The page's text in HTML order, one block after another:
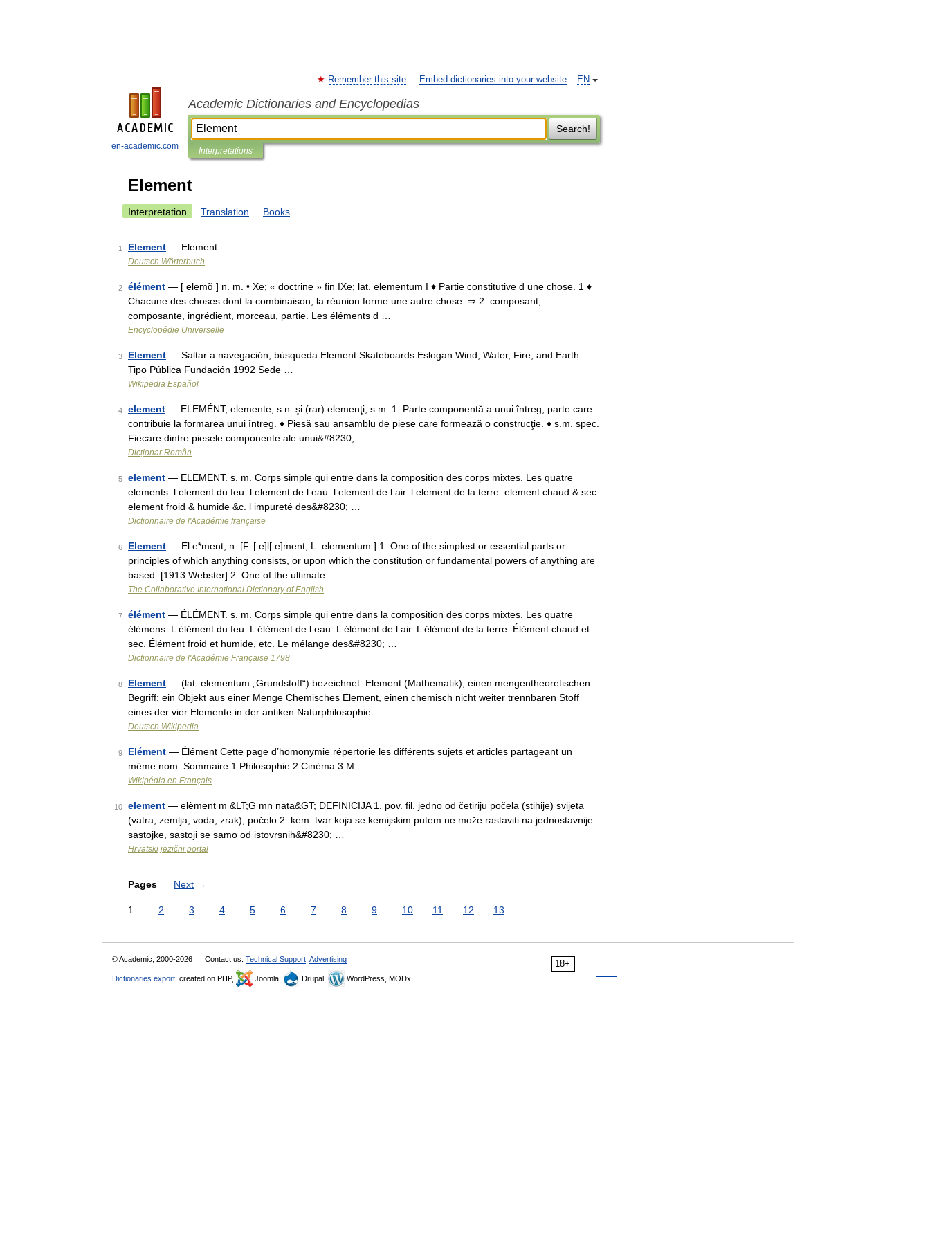
en-academic.com
EN
Remember this site Embed dictionaries into your website
Academic Dictionaries and Encyclopedias
Search!
Interpretations
Element
Interpretation Translation Books
1 Element — Element …
Deutsch Wörterbuch
2 élément — [ elemɑ̃ ] n. m. • Xe; « doctrine » fin IXe; lat. elementum I ♦ Partie constitutive d une chose. 1 ♦
Chacune des choses dont la combinaison, la réunion forme une autre chose. ⇒ 2. composant,
composante, ingrédient, morceau, partie. Les éléments d …
Encyclopédie Universelle
3 Element — Saltar a navegación, búsqueda Element Skateboards Eslogan Wind, Water, Fire, and Earth
Tipo Pública Fundación 1992 Sede …
Wikipedia Español
4 element — ELEMÉNT, elemente, s.n. şi (rar) elemenţi, s.m. 1. Parte componentă a unui întreg; parte care
contribuie la formarea unui întreg. ♦ Piesă sau ansamblu de piese care formează o construcţie. ♦ s.m. spec.
Fiecare dintre piesele componente ale unui&#8230; …
Dicționar Român
5 element — ELEMENT. s. m. Corps simple qui entre dans la composition des corps mixtes. Les quatre
elements. l element du feu. l element de l eau. l element de l air. l element de la terre. element chaud & sec.
element froid & humide &c. l impureté des&#8230; …
Dictionnaire de l'Académie française
6 Element — El e*ment, n. [F. [ e]l[ e]ment, L. elementum.] 1. One of the simplest or essential parts or
principles of which anything consists, or upon which the constitution or fundamental powers of anything are
based. [1913 Webster] 2. One of the ultimate …
The Collaborative International Dictionary of English
7 élément — ÉLÉMENT. s. m. Corps simple qui entre dans la composition des corps mixtes. Les quatre
élémens. L élément du feu. L élément de l eau. L élément de l air. L élément de la terre. Élément chaud et
sec. Élément froid et humide, etc. Le mélange des&#8230; …
Dictionnaire de l'Académie Française 1798
8 Element — (lat. elementum „Grundstoff“) bezeichnet: Element (Mathematik), einen mengentheoretischen
Begriff: ein Objekt aus einer Menge Chemisches Element, einen chemisch nicht weiter trennbaren Stoff
eines der vier Elemente in der antiken Naturphilosophie …
Deutsch Wikipedia
9 Elément — Élément Cette page d’homonymie répertorie les différents sujets et articles partageant un
même nom. Sommaire 1 Philosophie 2 Cinéma 3 M …
Wikipédia en Français
10 element — elèment m &LT;G mn nātā&GT; DEFINICIJA 1. pov. fil. jedno od četiriju počela (stihije) svijeta
(vatra, zemlja, voda, zrak); počelo 2. kem. tvar koja se kemijskim putem ne može rastaviti na jednostavnije
sastojke, sastoji se samo od istovrsnih&#8230; …
Hrvatski jezični portal
Pages Next →
1 2 3 4 5 6 7 8 9 10 11 12 13
18+
© Academic, 2000-2026 Contact us: Technical Support Advertising
Dictionaries export , created on PHP, Joomla, Drupal, WordPress, MODx.